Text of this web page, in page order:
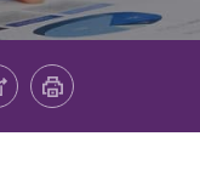
프린트하기